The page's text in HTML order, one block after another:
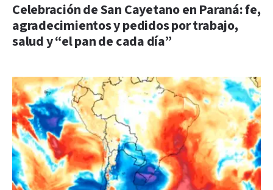
Celebración de San Cayetano en Paraná: fe,
agradecimientos y pedidos por trabajo,
salud y “el pan de cada día”